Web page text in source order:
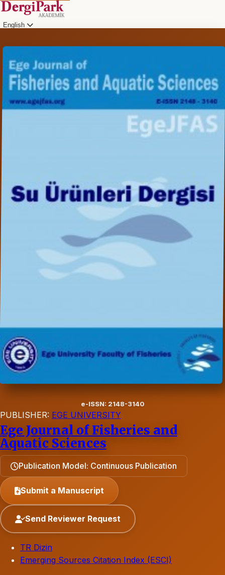
English
e-ISSN: 2148-3140
PUBLISHER: EGE UNIVERSITY
Ege Journal of Fisheries and
Aquatic Sciences
Publication Model: Continuous Publication
Submit a Manuscript
Send Reviewer Request
TR Dizin
Emerging Sources Citation Index (ESCI)